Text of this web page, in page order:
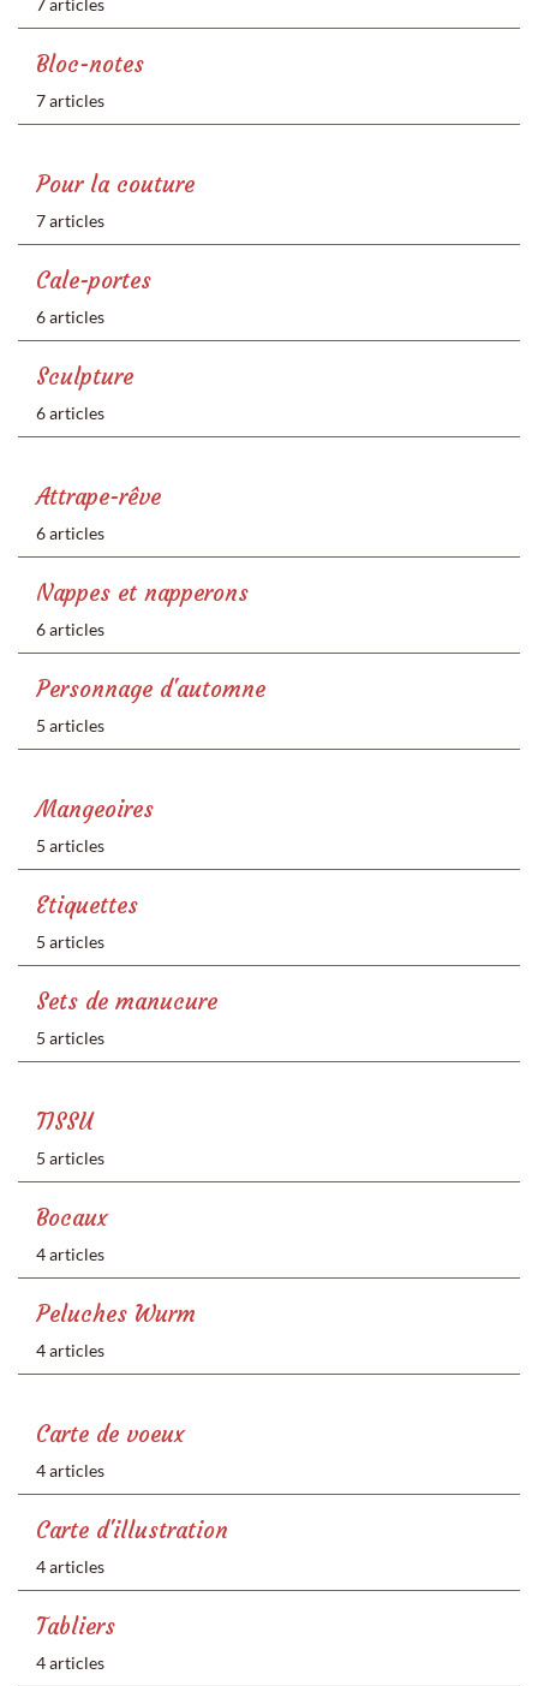
7 articles
Bloc-notes
7 articles
Pour la couture
7 articles
Cale-portes
6 articles
Sculpture
6 articles
Attrape-rêve
6 articles
Nappes et napperons
6 articles
Personnage d'automne
5 articles
Mangeoires
5 articles
Etiquettes
5 articles
Sets de manucure
5 articles
TISSU
5 articles
Bocaux
4 articles
Peluches Wurm
4 articles
Carte de voeux
4 articles
Carte d'illustration
4 articles
Tabliers
4 articles